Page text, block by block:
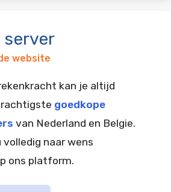
server
website
kan je altijd
goedkope
van Nederland en Belgie.
naar wens
ons platform.